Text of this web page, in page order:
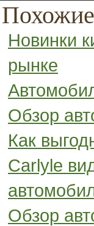
Новинки
рынке
Обзор
Как
Carlyle
Обзор